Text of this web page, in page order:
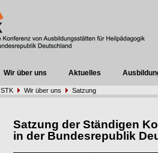
Wir über uns Aktuelles
STK Wir über uns Satzung
Satzung der Ständigen
in der Bundesrepublik